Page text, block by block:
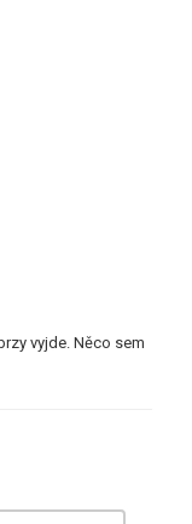
vyjde. Něco sem